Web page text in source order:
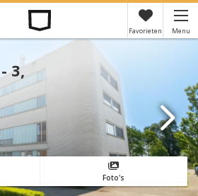
Favorieten Menu
3,
Foto's